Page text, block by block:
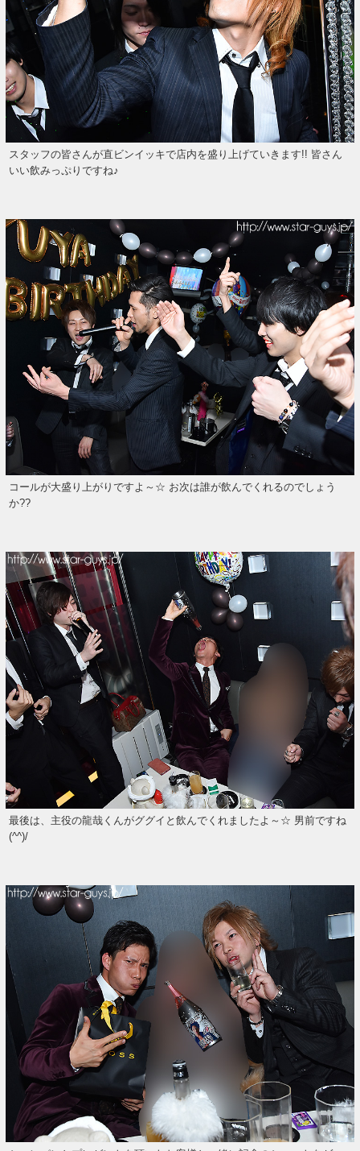
スタッフの皆さんが直ビンイッキで店内を盛り上げていきます!! 皆さん
いい飲みっぷりですね♪
コールが大盛り上がりですよ～☆ お次は誰が飲んでくれるのでしょう
か??
最後は、主役の龍哉くんがググイと飲んでくれましたよ～☆ 男前ですね
(^^)/